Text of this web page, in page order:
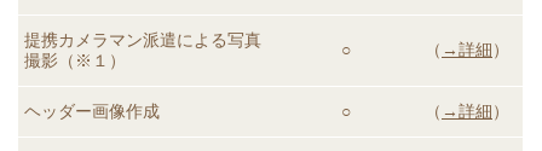
提携カメラマン派遣による写真
撮影（※１）
○ （ →詳細）
ヘッダー画像作成 ○ （ →詳細）